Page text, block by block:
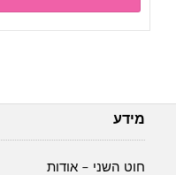
כפתור
פלסטיק
מידע
חוט השני – אודות